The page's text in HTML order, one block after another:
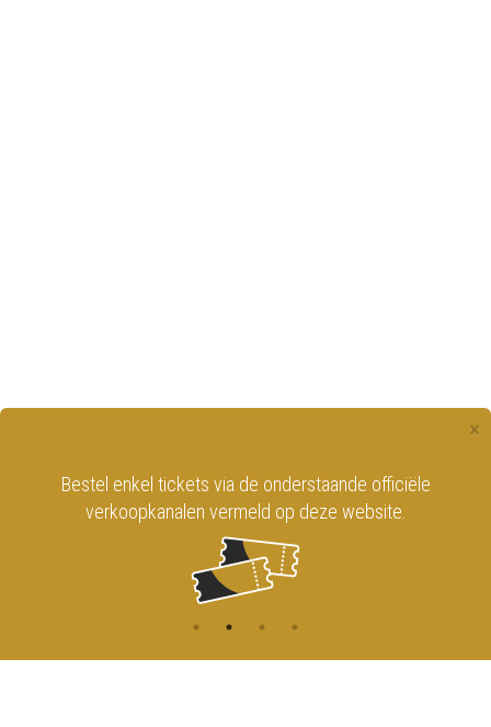
×
Bestel enkel tickets via de onderstaande officiële
verkoopkanalen vermeld op deze website.